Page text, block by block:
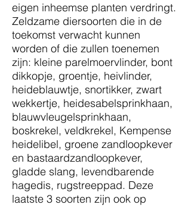
eigen inheemse planten verdringt.
Zeldzame diersoorten die in de
toekomst verwacht kunnen
worden of die zullen toenemen
zijn: kleine parelmoervlinder, bont
dikkopje, groentje, heivlinder,
heideblauwtje, snortikker, zwart
wekkertje, heidesabelsprinkhaan,
blauwvleugelsprinkhaan,
boskrekel, veldkrekel, Kempense
heidelibel, groene zandloopkever
en bastaardzandloopkever,
gladde slang, levendbarende
hagedis, rugstreeppad. Deze
laatste 3 soorten zijn ook op